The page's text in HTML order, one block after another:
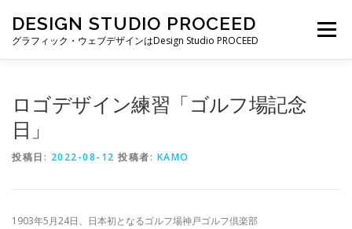
DESIGN STUDIO PROCEED
グラフィック・ウェブデザインはDesign Studio PROCEED
メニュー
ロゴデザイン練習「ゴルフ場記念
日」
投稿日: 2022-08-12 投稿者: KAMO
1903年5月24日、日本初となるゴルフ場神戸ゴルフ倶楽部